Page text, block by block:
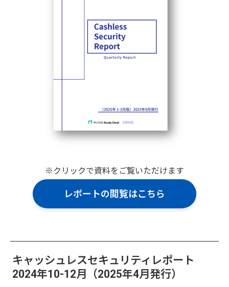
※クリックで資料をご覧いただけます
レポートの閲覧はこちら
キャッシュレスセキュリティレポート
2024年10-12月（2025年4月発行）